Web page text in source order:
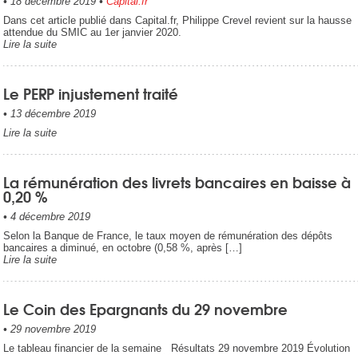
Dans cet article publié dans Capital.fr, Philippe Crevel revient sur la hausse
attendue du SMIC au 1er janvier 2020.
Lire la suite
Le PERP injustement traité
• 13 décembre 2019
Lire la suite
La rémunération des livrets bancaires en baisse à
0,20 %
• 4 décembre 2019
Selon la Banque de France, le taux moyen de rémunération des dépôts
bancaires a diminué, en octobre (0,58 %, après […]
Lire la suite
Le Coin des Epargnants du 29 novembre
• 29 novembre 2019
Le tableau financier de la semaine Résultats 29 novembre 2019 Évolution